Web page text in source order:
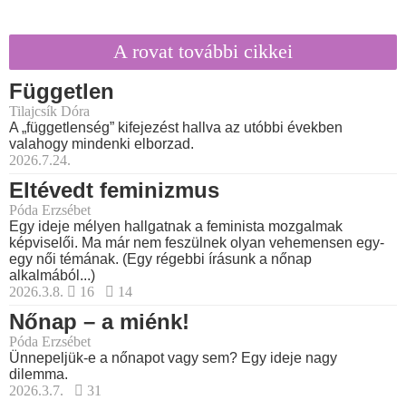
A rovat további cikkei
Független
Tilajcsík Dóra
A „függetlenség” kifejezést hallva az utóbbi években
valahogy mindenki elborzad.
2026.7.24.
Eltévedt feminizmus
Póda Erzsébet
Egy ideje mélyen hallgatnak a feminista mozgalmak
képviselői. Ma már nem feszülnek olyan vehemensen egy-
egy női témának. (Egy régebbi írásunk a nőnap
alkalmából...)
2026.3.8.
16 14
Nőnap – a miénk!
Póda Erzsébet
Ünnepeljük-e a nőnapot vagy sem? Egy ideje nagy
dilemma.
2026.3.7.
31